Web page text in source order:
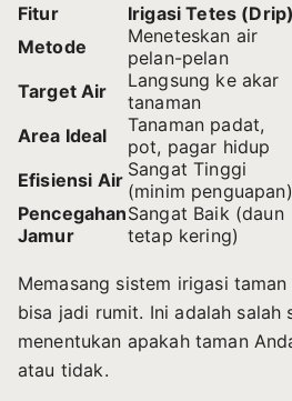
Fitur Irigasi Tetes (Drip)
Metode
Meneteskan air
pelan-pelan
Target Air
Langsung ke akar
tanaman
Area Ideal
Tanaman padat,
pot, pagar hidup
Efisiensi Air Sangat Tinggi
(minim penguapan)
Pencegahan
Jamur
Sangat Baik (daun
tetap kering)
Memasang sistem irigasi
bisa jadi rumit. Ini adalah salah
menentukan apakah taman
atau tidak.